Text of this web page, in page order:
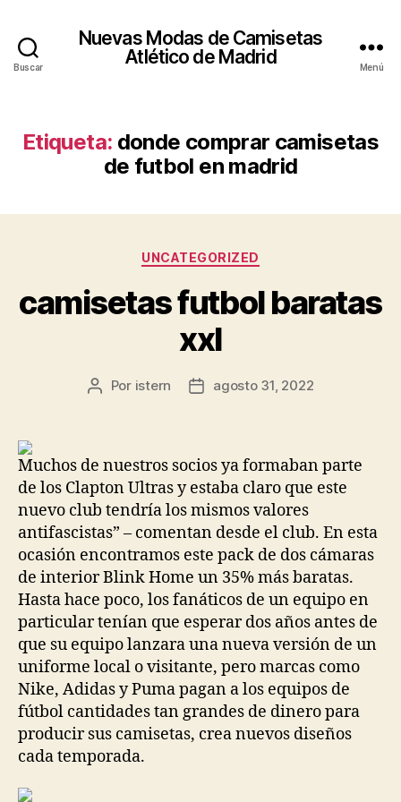
Buscar
Nuevas Modas de Camisetas
Atlético de Madrid
Menú
Etiqueta: donde comprar camisetas
de futbol en madrid
Categorías
UNCATEGORIZED
camisetas futbol baratas
xxl
Autor
Por istern
Fechaagosto 31, 2022
Muchos de nuestros socios ya formaban parte
de los Clapton Ultras y estaba claro que este
nuevo club tendría los mismos valores
antifascistas” – comentan desde el club. En esta
ocasión encontramos este pack de dos cámaras
de interior Blink Home un 35% más baratas.
Hasta hace poco, los fanáticos de un equipo en
particular tenían que esperar dos años antes de
que su equipo lanzara una nueva versión de un
uniforme local o visitante, pero marcas como
Nike, Adidas y Puma pagan a los equipos de
fútbol cantidades tan grandes de dinero para
producir sus camisetas, crea nuevos diseños
cada temporada.